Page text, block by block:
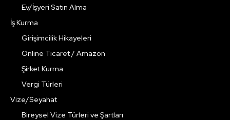
Ev/İşyeri Satın Alma
İş Kurma
Girişimcilik Hikayeleri
Online Ticaret / Amazon
Şirket Kurma
Vergi Türleri
Vize/Seyahat
Bireysel Vize Türleri ve Şartları